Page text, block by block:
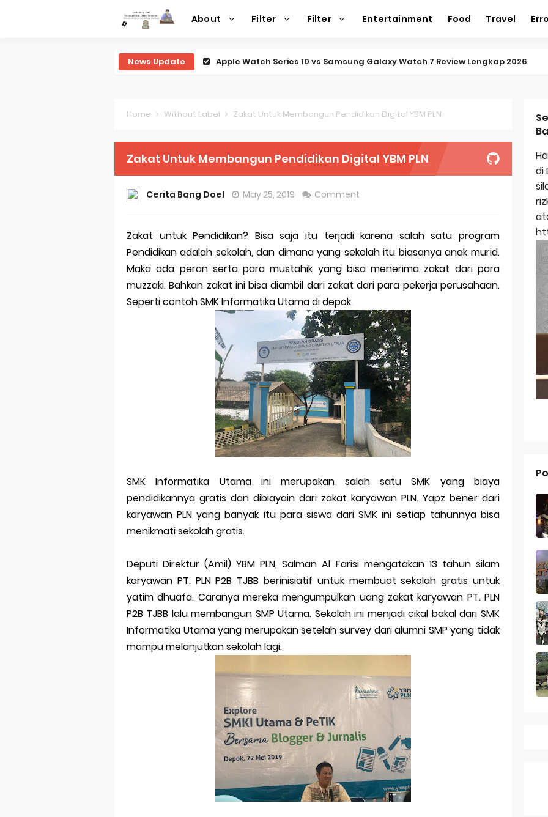
About Filter Filter Entertainment Food Travel
News Update Review Lengkap Amazfit Balance 2
Review Lengkap Huawei Watch GT 5 Pro
Review Lengkap Samsung Galaxy Watch 7
Perubahan Regulasi Merek Dagang
Evolusi Identitas Dagang
Review Lengkap Apple Watch Series 10
Merek Dagang dari Masa ke Masa
Perkembangan Merek Dagang Modern
Multinational Trademarks
Review Oppo Reno 15 Pro: Smartphone Premium dengan Kamera 200MP
Review Vivo V70 FE: Smartphone Fan Edition dengan Fitur Flagship Harga
Review Vivo V70: Smartphone Stylish dengan Performa Seimbang di Kelasnya
Merek Dagang dan Pertumbuhan Usaha
Merek Dagang dalam Perusahaan Besar
Merek Dagang dan Investasi
Trademark as a Business Asset
Global Trademark Protection System
Brand Adaptation Across Different Countries
Vivo v70 series: mid-range rasa flagship dengan kamera zeiss & baterai
Apple Watch Series 10 vs Samsung Galaxy Watch 7 Review Lengkap 2026
Home Without Label Zakat Untuk Membangun Pendidikan Digital YBM PLN
Zakat Untuk Membangun Pendidikan Digital YBM PLN
Cerita Bang Doel May 25, 2019 Comment
Zakat untuk Pendidikan? Bisa saja itu terjadi karena salah satu program
Pendidikan adalah sekolah, dan dimana yang sekolah itu biasanya anak murid.
Maka ada peran serta para mustahik yang bisa menerima zakat dari para
muzzaki. Bahkan zakat ini bisa diambil dari zakat dari para pekerja perusahaan.
Seperti contoh SMK Informatika Utama di depok.
SMK Informatika Utama ini merupakan salah satu SMK yang biaya
pendidikannya gratis dan dibiayain dari zakat karyawan PLN. Yapz bener dari
karyawan PLN yang banyak itu para siswa dari SMK ini setiap tahunnya bisa
menikmati sekolah gratis.
Deputi Direktur (Amil) YBM PLN, Salman Al Farisi mengatakan 13 tahun silam
karyawan PT. PLN P2B TJBB berinisiatif untuk membuat sekolah gratis untuk
yatim dhuafa. Caranya mereka mengumpulkan uang zakat karyawan PT. PLN
P2B TJBB lalu membangun SMP Utama. Sekolah ini menjadi cikal bakal dari SMK
Informatika Utama yang merupakan setelah survey dari alumni SMP yang tidak
mampu melanjutkan sekolah lagi.
di